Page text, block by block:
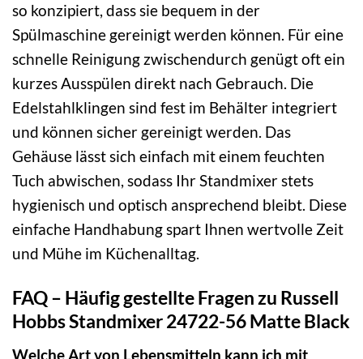
so konzipiert, dass sie bequem in der
Spülmaschine gereinigt werden können. Für eine
schnelle Reinigung zwischendurch genügt oft ein
kurzes Ausspülen direkt nach Gebrauch. Die
Edelstahlklingen sind fest im Behälter integriert
und können sicher gereinigt werden. Das
Gehäuse lässt sich einfach mit einem feuchten
Tuch abwischen, sodass Ihr Standmixer stets
hygienisch und optisch ansprechend bleibt. Diese
einfache Handhabung spart Ihnen wertvolle Zeit
und Mühe im Küchenalltag.
FAQ – Häufig gestellte Fragen zu Russell
Hobbs Standmixer 24722-56 Matte Black
Welche Art von Lebensmitteln kann ich mit